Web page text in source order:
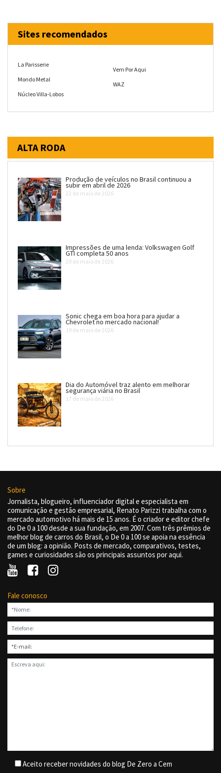
Sites recomendados
La Parisserie
Mondo Metal
Núcleo Villa-Lobos
Vem Por Aqui
WAZ
ALTA RODA
Produção de veículos no Brasil continuou a
subir em abril de 2026
22 de maio de 2026
Impressões de uma lenda: Volkswagen Golf
GTI completa 50 anos
20 de maio de 2026
Sonic chega em boa hora para ajudar a
Chevrolet no mercado nacional!
19 de maio de 2026
Dia do Automóvel traz alento em melhorar
segurança viária no Brasil
17 de maio de 2026
Sobre
Jornalista, blogueiro, influenciador digital e especialista em
comunicação e gestão empresarial, Renato Parizzi trabalha com o
mercado automotivo há mais de 15 anos. É o criador e editor chefe
do De 0 a 100 desde a sua fundação, em 2007. Com três prêmios de
melhor blog de carros do Brasil, o De 0 a 100 se apoia na essência
de um blog: a opinião. Posts de mercado, comparativos, testes,
games e curiosidades são os principais assuntos por aqui.
Fale conosco
Aceito receber novidades do blog De Zero a Cem